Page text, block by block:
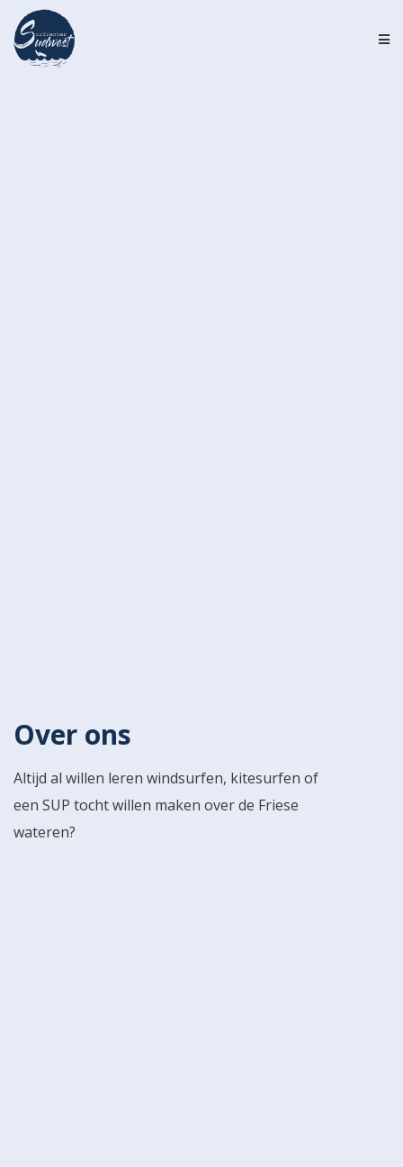
Over ons
Altijd al willen leren windsurfen, kitesurfen of
een SUP tocht willen maken over de Friese
wateren?